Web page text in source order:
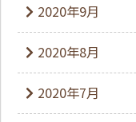
2020年9月
2020年8月
2020年7月